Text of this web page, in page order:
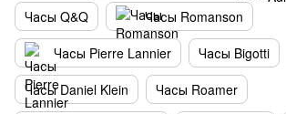
Часы Q&Q
Часы Romanson
Часы Pierre Lannier
Часы Bigotti
Часы Daniel Klein
Часы Roamer